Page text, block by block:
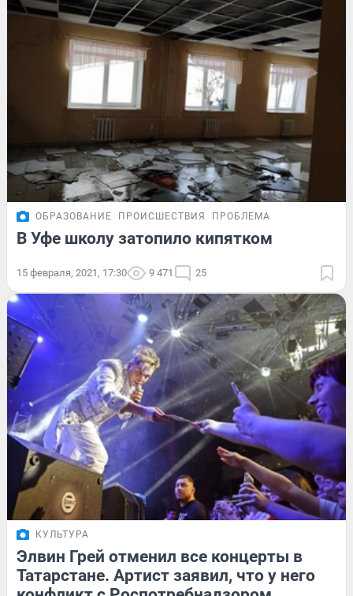
ОБРАЗОВАНИЕ ПРОИСШЕСТВИЯ ПРОБЛЕМА
В Уфе школу затопило кипятком
15 февраля, 2021, 17:30 9 471 25
КУЛЬТУРА
Элвин Грей отменил все концерты в
Татарстане. Артист заявил, что у него